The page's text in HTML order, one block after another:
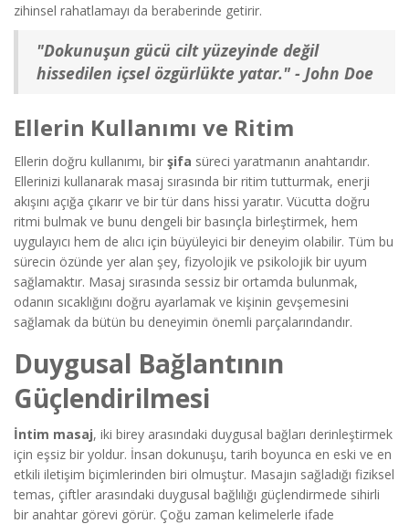
zihinsel rahatlamayı da beraberinde getirir.
"Dokunuşun gücü cilt yüzeyinde değil
hissedilen içsel özgürlükte yatar." - John Doe
Ellerin Kullanımı ve Ritim
Ellerin doğru kullanımı, bir şifa süreci yaratmanın anahtarıdır.
Ellerinizi kullanarak masaj sırasında bir ritim tutturmak, enerji
akışını açığa çıkarır ve bir tür dans hissi yaratır. Vücutta doğru
ritmi bulmak ve bunu dengeli bir basınçla birleştirmek, hem
uygulayıcı hem de alıcı için büyüleyici bir deneyim olabilir. Tüm bu
sürecin özünde yer alan şey, fizyolojik ve psikolojik bir uyum
sağlamaktır. Masaj sırasında sessiz bir ortamda bulunmak,
odanın sıcaklığını doğru ayarlamak ve kişinin gevşemesini
sağlamak da bütün bu deneyimin önemli parçalarındandır.
Duygusal Bağlantının
Güçlendirilmesi
İntim masaj, iki birey arasındaki duygusal bağları derinleştirmek
için eşsiz bir yoldur. İnsan dokunuşu, tarih boyunca en eski ve en
etkili iletişim biçimlerinden biri olmuştur. Masajın sağladığı fiziksel
temas, çiftler arasındaki duygusal bağlılığı güçlendirmede sihirli
bir anahtar görevi görür. Çoğu zaman kelimelerle ifade